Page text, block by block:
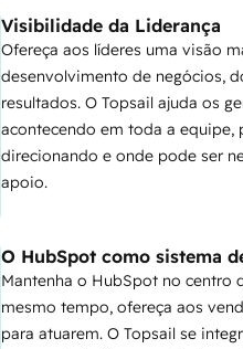
Visibilidade da Liderança
Ofereça aos líderes uma visão
desenvolvimento de negócios,
resultados. O Topsail ajuda os
acontecendo em toda a equipe,
direcionando e onde pode ser
apoio.
O HubSpot como sistema
Mantenha o HubSpot no centro
mesmo tempo, ofereça aos
para atuarem. O Topsail se